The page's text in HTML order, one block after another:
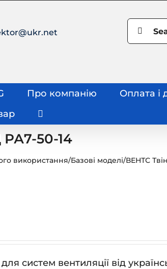
Search
for:
Про компанію
Оплата і
50-14
використання/Базові моделі/ВЕНТС
систем вентиляції від